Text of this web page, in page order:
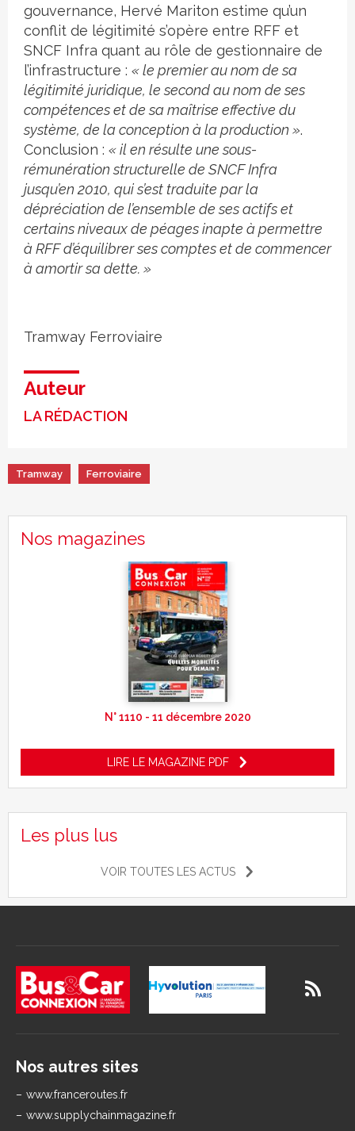
gouvernance, Hervé Mariton estime qu’un
conflit de légitimité s’opère entre RFF et
SNCF Infra quant au rôle de gestionnaire de
l’infrastructure : « le premier au nom de sa
légitimité juridique, le second au nom de ses
compétences et de sa maîtrise effective du
système, de la conception à la production ».
Conclusion : « il en résulte une sous-
rémunération structurelle de SNCF Infra
jusqu’en 2010, qui s’est traduite par la
dépréciation de l’ensemble de ses actifs et
certains niveaux de péages inapte à permettre
à RFF d’équilibrer ses comptes et de commencer
à amortir sa dette. »
Tramway Ferroviaire
Auteur
LA RÉDACTION
Tramway Ferroviaire
Nos magazines
N° 1110 - 11 décembre 2020
LIRE LE MAGAZINE PDF
Les plus lus
VOIR TOUTES LES ACTUS
Nos autres sites
www.franceroutes.fr
www.supplychainmagazine.fr